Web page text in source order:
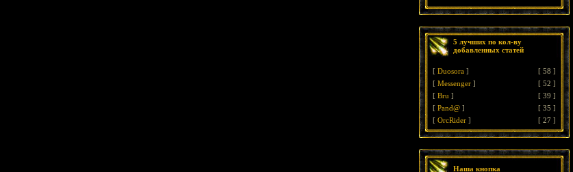
5 лучших по кол-ву
добавленных статей
[ Duosora ] [ 58 ]
[ Messenger ] [ 52 ]
[ Bru ] [ 39 ]
[ Pand@ ] [ 35 ]
[ OrcRider ] [ 27 ]
Наша кнопка